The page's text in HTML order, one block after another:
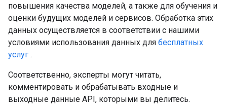
повышения качества моделей, а также для обучения и
оценки будущих моделей и сервисов. Обработка этих
данных осуществляется в соответствии с нашими
условиями использования данных для бесплатных
услуг .
Соответственно, эксперты могут читать,
комментировать и обрабатывать входные и
выходные данные API, которыми вы делитесь.